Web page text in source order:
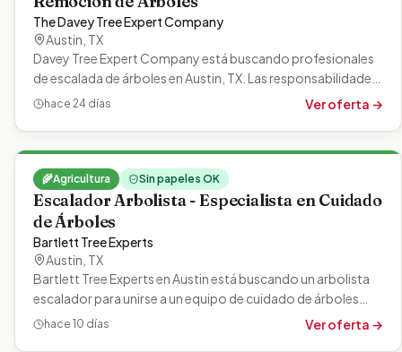
The Davey Tree Expert Company
Austin TX
Davey Tree Expert Company está buscando profesionales
de escalada de árboles en Austin, TX. Las responsabilidades
incluyen podar, quitar…
hace 24 días Ver oferta →
🌾Agricultura Sin papeles OK
Escalador Arbolista - Especialista en Cuidado
de Árboles
Bartlett Tree Experts
Austin TX
Bartlett Tree Experts en Austin está buscando un arbolista
escalador para unirse a un equipo de cuidado de árboles
impulsado por la…
hace 10 días Ver oferta →